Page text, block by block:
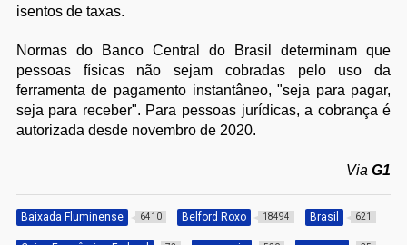
isentos de taxas.
Normas do Banco Central do Brasil determinam que
pessoas físicas não sejam cobradas pelo uso da
ferramenta de pagamento instantâneo, "seja para pagar,
seja para receber". Para pessoas jurídicas, a cobrança é
autorizada desde novembro de 2020.
ViaG1
Baixada Fluminense 6410 Belford Roxo 18494 Brasil 621